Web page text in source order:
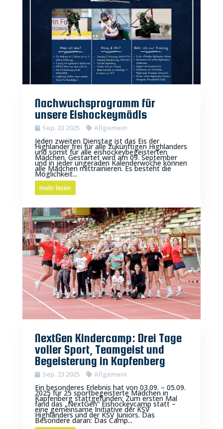
Nachwuchsprogramm für
unsere Eishockeymädls
Sep. 23 2025 Allgemein
Jeden zweiten Dienstag ist das Eis der
Highlander frei für alle zukünftigen Highlanders
und somit für alle eishockeybegeisterten
Mädchen. Gestartet wird am 09. September
und in jeder ungeraden Kalenderwoche können
alle Mädchen mittrainieren. Es besteht die
Möglichkeit...
mehr lesen
NextGen Kindercamp: Drei Tage
voller Sport, Teamgeist und
Begeisterung in Kapfenberg
Sep. 23 2025 Allgemein
Ein besonderes Erlebnis hat von 03.09. – 05.09.
2025 für 25 sportbegeisterte Mädchen in
Kapfenberg stattgefunden: Zum ersten Mal
fand das „NextGen“ Eishockeycamp statt –
eine gemeinsame Initiative der KSV
Highlanders und der KSV Juniors. Das
Besondere daran: Das Camp...